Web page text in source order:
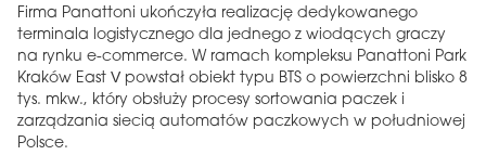
Firma Panattoni ukończyła realizację dedykowanego
terminala logistycznego dla jednego z wiodących graczy
na rynku e-commerce. W ramach kompleksu Panattoni Park
Kraków East V powstał obiekt typu BTS o powierzchni blisko 8
tys. mkw., który obsłuży procesy sortowania paczek i
zarządzania siecią automatów paczkowych w południowej
Polsce.